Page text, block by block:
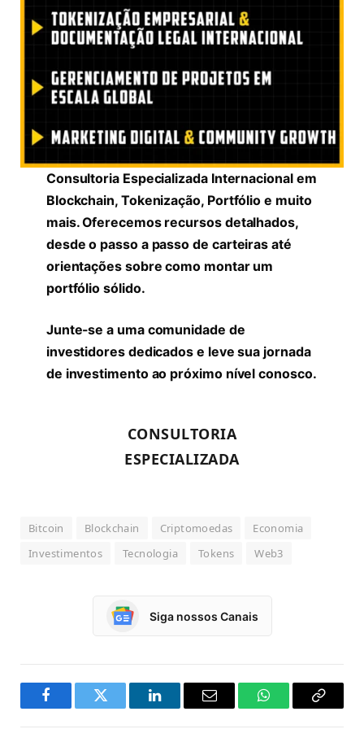
Consultoria Especializada Internacional em
Blockchain, Tokenização, Portfólio e muito
mais. Oferecemos recursos detalhados,
desde o passo a passo de carteiras até
orientações sobre como montar um
portfólio sólido.
Junte-se a uma comunidade de
investidores dedicados e leve sua jornada
de investimento ao próximo nível conosco.
CONSULTORIA
ESPECIALIZADA
Bitcoin Blockchain Criptomoedas
Economia
Investimentos
Tecnologia Tokens Web3
Siga nossos Canais
FacebookTwitter LinkedInEmail WhatsAppCopy